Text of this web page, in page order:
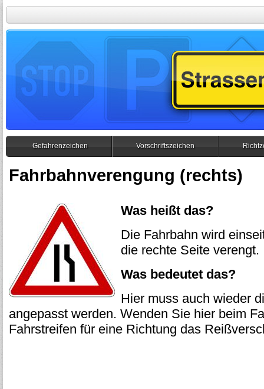
Gefahrenzeichen Vorschriftszeichen
Fahrbahnverengung (rechts)
Was heißt das?
Die Fahrbahn wird
die rechte Seite verengt.
Was bedeutet das?
Hier muss auch wieder
angepasst werden. Wenden Sie hier beim
Fahrstreifen für eine Richtung das